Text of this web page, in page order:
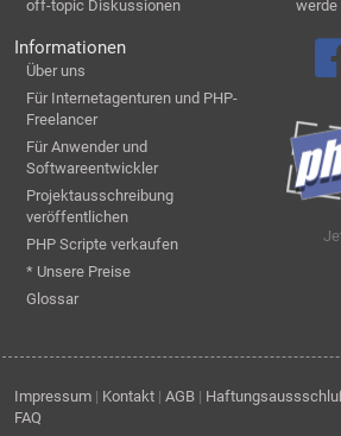
off-topic Diskussionen
werde
Informationen
Über uns
Für Internetagenturen und PHP-
Freelancer
Für Anwender und
Softwareentwickler
Projektausschreibung
veröffentlichen
PHP Scripte verkaufen
* Unsere Preise
Glossar
Impressum | Kontakt | AGB |
FAQ